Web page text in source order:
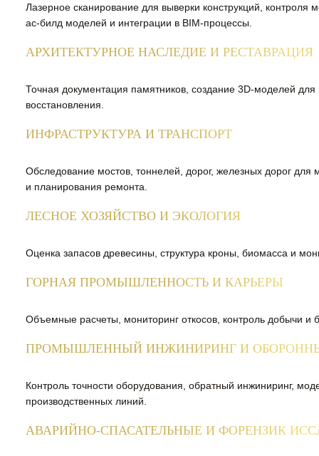
Лазерное сканирование для выверки конструкций, контроля
ас-билд моделей и интеграции в BIM-процессы.
АРХИТЕКТУРНОЕ НАСЛЕДИЕ И РЕСТАВРАЦИЯ
Точная документация памятников, создание 3D-моделей для
восстановления.
ИНФРАСТРУКТУРА И ТРАНСПОРТ
Обследование мостов, тоннелей, дорог, железных дорог
и планирования ремонта.
ЛЕСНОЕ ХОЗЯЙСТВО И ЭКОЛОГИЯ
Оценка запасов древесины, структура кроны, биомасса и
ГОРНАЯ ПРОМЫШЛЕННОСТЬ И КАРЬЕРЫ
Объемные расчеты, мониторинг откосов, контроль добычи и
ПРОМЫШЛЕННЫЙ ИНЖИНИРИНГ И
Контроль точности оборудования, обратный инжиниринг,
производственных линий.
АВАРИЙНО-СПАСАТЕЛЬНЫЕ И ФОРЕНЗИК